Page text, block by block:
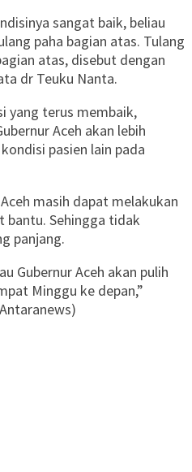
sangat baik, beliau
paha bagian atas. Tulang
atas, disebut dengan
dr Teuku Nanta.
yang terus membaik,
Aceh akan lebih
pasien lain pada
masih dapat melakukan
bantu. Sehingga tidak
panjang.
Gubernur Aceh akan pulih
Minggu ke depan,”